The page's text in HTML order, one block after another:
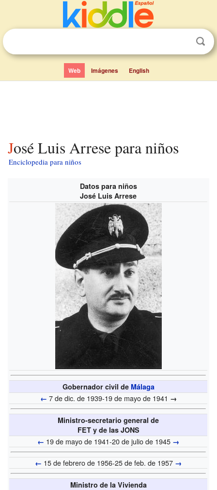
Web Imágenes English
José Luis Arrese para niños
Enciclopedia para niños
Datos para niños
José Luis Arrese
Gobernador civil de Málaga
← 7 de dic. de 1939-19 de mayo de 1941 →
Ministro-secretario general de
FET y de las JONS
← 19 de mayo de 1941-20 de julio de 1945 →
← 15 de febrero de 1956-25 de feb. de 1957 →
Ministro de la Vivienda